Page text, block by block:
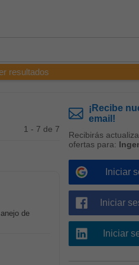
resultados
1 - 7 de 7
de
¡Recibe
email!
Recibirás
ofertas para:
Iniciar
Iniciar
Iniciar